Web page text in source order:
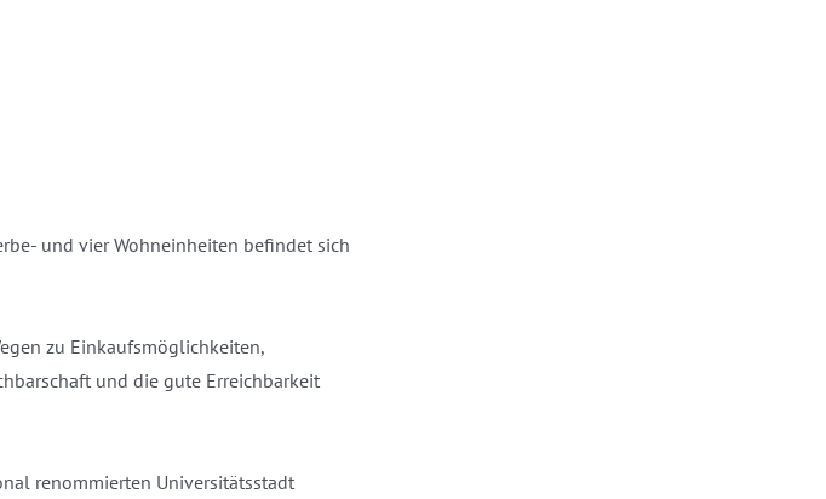
und vier Wohneinheiten befindet sich
zu Einkaufsmöglichkeiten,
und die gute Erreichbarkeit
renommierten Universitätsstadt